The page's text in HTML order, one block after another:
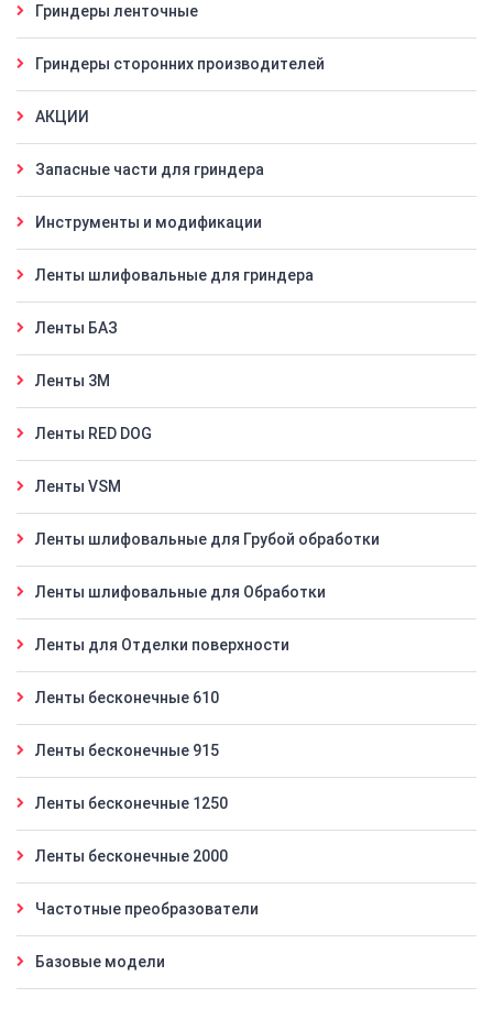
Гриндеры ленточные
Гриндеры сторонних производителей
АКЦИИ
Запасные части для гриндера
Инструменты и модификации
Ленты шлифовальные для гриндера
Ленты БАЗ
Ленты 3M
Ленты RED DOG
Ленты VSM
Ленты шлифовальные для Грубой обработки
Ленты шлифовальные для Обработки
Ленты для Отделки поверхности
Ленты бесконечные 610
Ленты бесконечные 915
Ленты бесконечные 1250
Ленты бесконечные 2000
Частотные преобразователи
Базовые модели